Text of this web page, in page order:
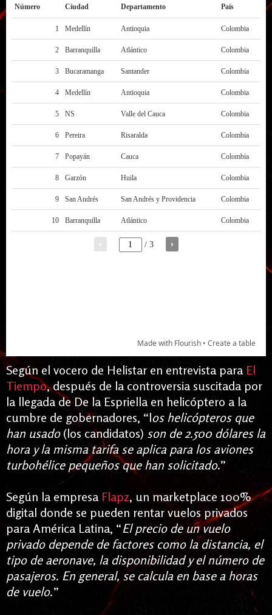
Según el vocero de Helistar en entrevista para El
Tiempo, después de la controversia suscitada por
la llegada de De la Espriella en helicóptero a la
cumbre de gobernadores, “los helicópteros que
han usado (los candidatos) son de 2.500 dólares la
hora y la misma tarifa se aplica para los aviones
turbohélice pequeños que han solicitado.”
Según la empresa Flapz, un marketplace 100%
digital donde se pueden rentar vuelos privados
para América Latina, “El precio de un vuelo
privado depende de factores como la distancia, el
tipo de aeronave, la disponibilidad y el número de
pasajeros. En general, se calcula en base a horas
de vuelo.”